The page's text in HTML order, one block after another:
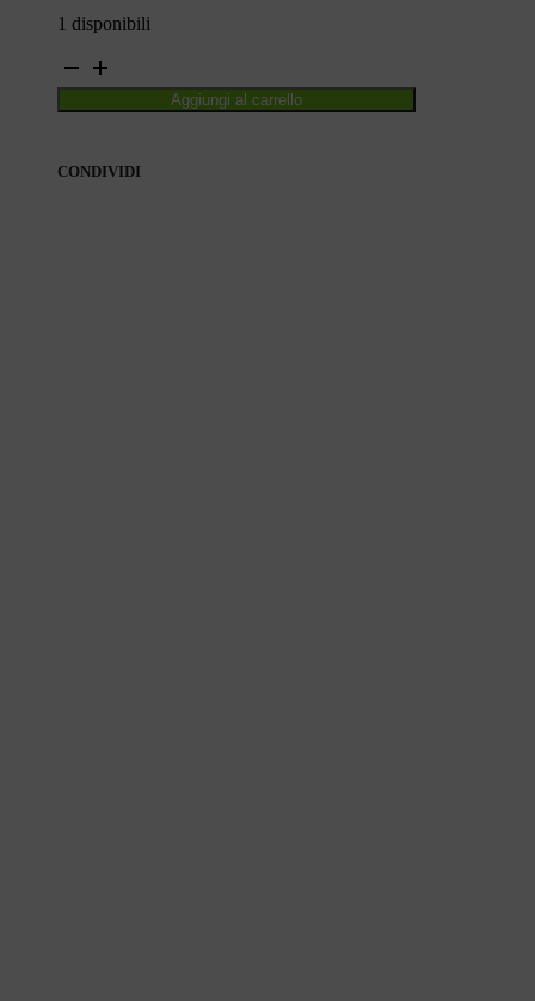
1 disponibili
IL
PICCOLO
RE
Aggiungi al carrello
CONDIVIDI